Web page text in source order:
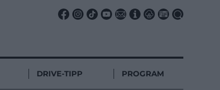
DRIVE-TIPP PROGRAM